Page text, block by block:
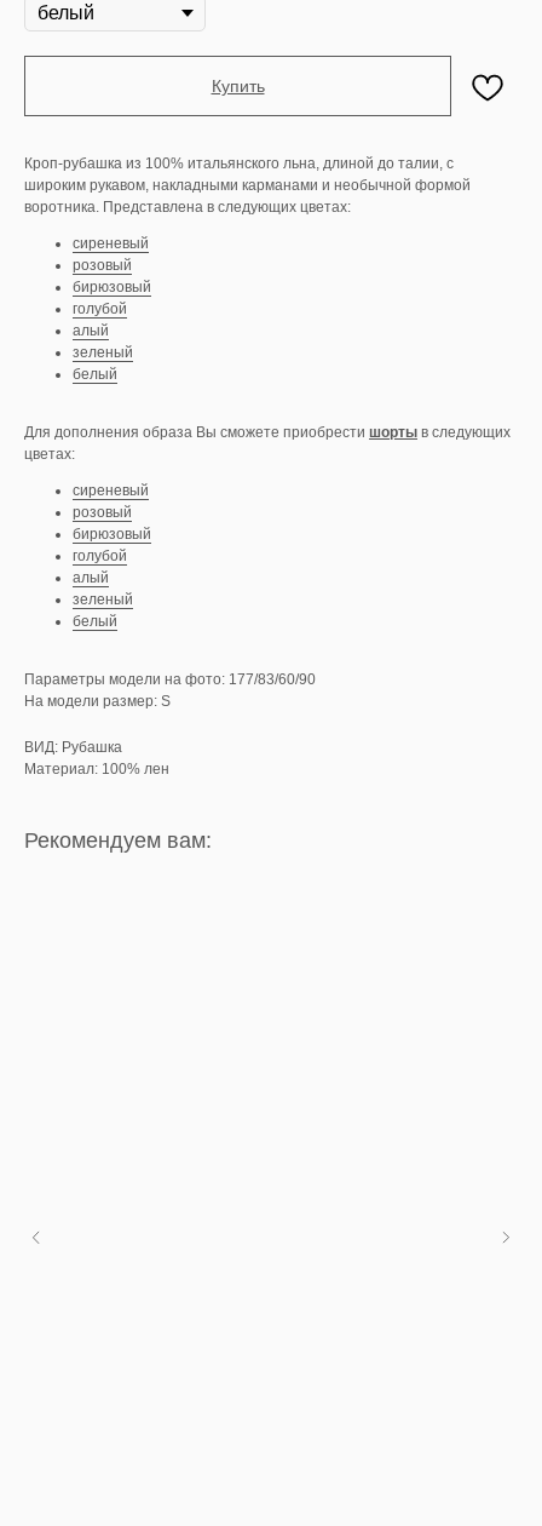
Купить
Кроп-рубашка из 100% итальянского льна, длиной до талии, с
широким рукавом, накладными карманами и необычной формой
воротника. Представлена в следующих цветах:
сиреневый
розовый
бирюзовый
голубой
алый
зеленый
белый
Для дополнения образа Вы сможете приобрести шорты в следующих
цветах:
сиреневый
розовый
бирюзовый
голубой
алый
зеленый
белый
Параметры модели на фото: 177/83/60/90
На модели размер: S
ВИД: Рубашка
Материал: 100% лен
Рекомендуем вам: